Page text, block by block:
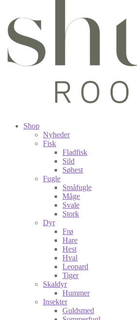
Shop
Nyheder
Fisk
Fladfisk
Sild
Søhest
Fugle
Småfugle
Måge
Svale
Stork
Dyr
Frø
Hare
Hest
Hval
Leopard
Tiger
Skaldyr
Hummer
Insekter
Guldsmed